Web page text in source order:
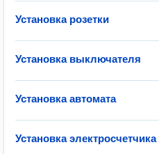
Установка розетки
Установка выключателя
Установка автомата
Установка электросчетчика